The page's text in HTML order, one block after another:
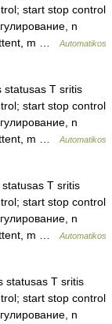
start stop control
n
m …
Automatikos
T sritis
start stop control
n
m …
Automatikos
T sritis
start stop control
n
m …
Automatikos
statusas T sritis
start stop control
n